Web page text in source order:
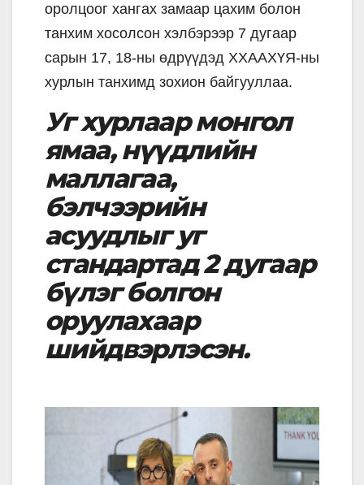
оролцоог хангах замаар цахим болон
танхим хосолсон хэлбэрээр 7 дугаар
сарын 17, 18-ны өдрүүдэд ХХААХҮЯ-ны
хурлын танхимд зохион байгууллаа.
Уг хурлаар монгол
ямаа, нүүдлийн
маллагаа,
бэлчээрийн
асуудлыг уг
стандартад 2 дугаар
бүлэг болгон
оруулахаар
шийдвэрлэсэн.